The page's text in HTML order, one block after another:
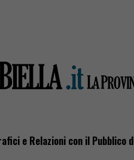
e Relazioni con il Pubblico